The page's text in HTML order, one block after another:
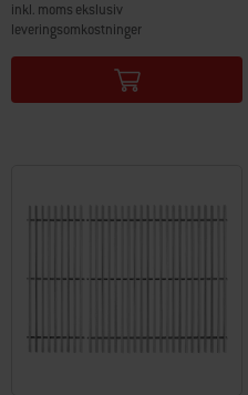
inkl. moms ekslusiv
leveringsomkostninger
Color Options